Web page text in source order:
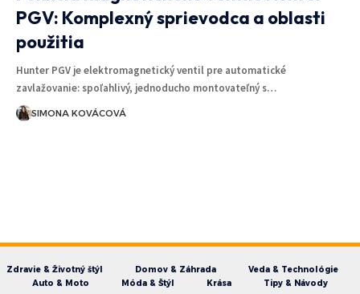
PGV: Komplexný sprievodca a oblasti
použitia
Hunter PGV je elektromagnetický ventil pre automatické
zavlažovanie: spoľahlivý, jednoducho montovateľný s…
SIMONA KOVÁCOVÁ
Zdravie & Životný štýl Domov & Záhrada
Veda & Technológie
Auto & Moto
Móda & Štýl Krása Tipy & Návody